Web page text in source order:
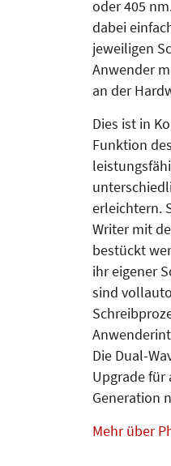
oder 405
dabei
jeweiligen
Anwender
an der
Dies ist in
Funktion
erleichtern.
Writer mit
bestückt
ihr eigener
sind
Die Dual-
Upgrade für
Generation
Mehr über